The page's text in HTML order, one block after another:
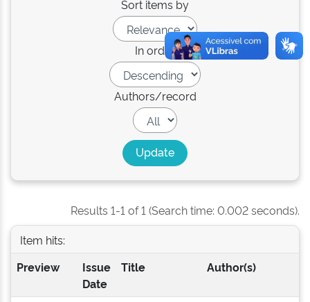
Sort items by
In order
Authors/record
Results 1-1 of 1 (Search time: 0.002 seconds).
Item hits:
Preview
Issue
Date
Title Author(s)